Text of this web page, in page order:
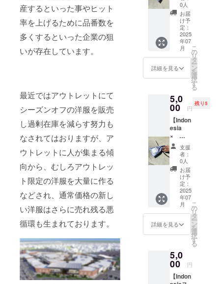
産するといった事やヒット
率を上げるために品番数を
多くするといった企業の狙
いが存在しています。
最近ではアウトレットにて
シーズンオフの洋服を販売
し過剰在庫を減らす努力も
なされてはおりますが、ア
ウトレットに人が集まる傾
向から、むしろアウトレッ
ト限定の洋服を大量に作る
などされ、通常価格の新し
い洋服はさらに売れ残る悪
循環も生まれております。
は今回
使用分
とは限
らず、
これま
で生産
した生
地片も
含みま
RIONE
巾着ミ
ニバッ
グ 1
個】カ
ラー：
ピンク
たて
15.5cm
× よ
こ
（持ち
手含ま
ず）
アップ
サイク
ル生地
をより
感じら
れるミ
ニミニ
サイズ
の巾着
バッグ
をご用
意しま
した。
バッ
用に、
バラけ
て大変
な小物
0人
お届
け予
定：
2025
年07
月
詳細を見る
こ
の
リ
タ
ー
ン
を
選
択
す
る
5,0
00 円
残り5
【Indon
esia
×
JAPAN
RIONE
巾着ミ
ニバッ
グ 1
個】カ
ラー：
ブルー
たて
15.5cm
× よ
こ
（持ち
手含ま
ず）
アップ
支援
者：
0人
お届
け予
定：
2025
年07
月
詳細を見る
こ
の
リ
タ
ー
ン
を
選
択
す
る
5,0
00 円
【Indon